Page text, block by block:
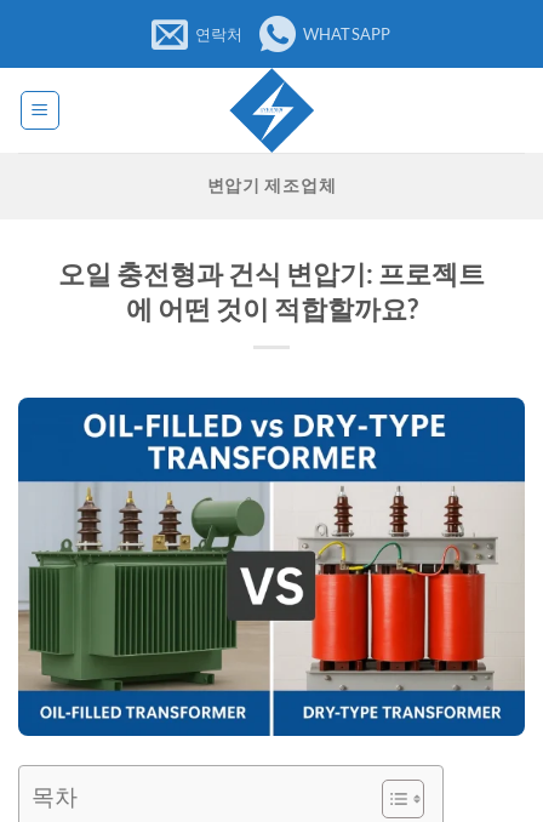
츠
연락처 WHATSAPP
변압기 제조업체
오일 충전형과 건식 변압기: 프로젝트
에 어떤 것이 적합할까요?
목차